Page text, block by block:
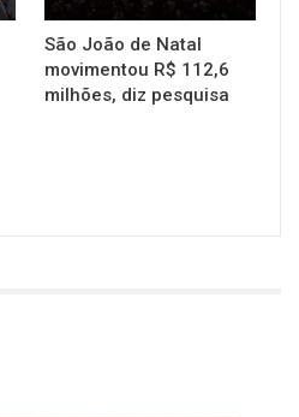
São João de Natal
movimentou R$ 112,6
milhões, diz pesquisa